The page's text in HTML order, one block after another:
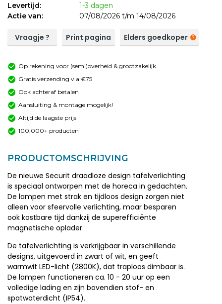
Levertijd:
1-3 dagen
Actie van:
07/08/2026 t/m 14/08/2026
Vraagje ? Print pagina Elders goedkoper
Op rekening voor (semi)overheid & grootzakelijk
Gratis verzending v.a €75
Ook achteraf betalen
Aansluiting & montage mogelijk!
Altijd de laagste prijs
100.000+ producten
PRODUCTOMSCHRIJVING
De nieuwe Securit draadloze design tafelverlichting
is speciaal ontworpen met de horeca in gedachten.
De lampen met strak en tijdloos design zorgen niet
alleen voor sfeervolle verlichting, maar besparen
ook kostbare tijd dankzij de superefficiënte
magnetische oplader.
De tafelverlichting is verkrijgbaar in verschillende
designs, uitgevoerd in zwart of wit, en geeft
warmwit LED-licht (2800K), dat traploos dimbaar is.
De lampen functioneren ca. 10 - 20 uur op een
volledige lading en zijn bovendien stof- en
spatwaterdicht (IP54).